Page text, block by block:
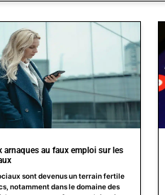
arnaques au faux emploi sur les
sont devenus un terrain fertile
notamment dans le domaine des